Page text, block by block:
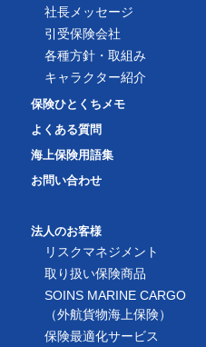
社長メッセージ
引受保険会社
各種方針・取組み
キャラクター紹介
保険ひとくちメモ
よくある質問
海上保険用語集
お問い合わせ
法人のお客様
リスクマネジメント
取り扱い保険商品
SOINS MARINE CARGO
（外航貨物海上保険）
保険最適化サービス